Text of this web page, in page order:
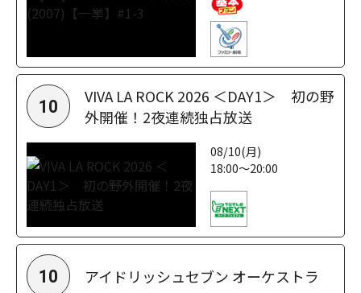
10
VIVA LA ROCK 2026 ＜DAY1＞ 初の野
外開催！2夜連続独占放送
08/10(月)
18:00～20:00
10 アイドリッシュセブン オーケストラ